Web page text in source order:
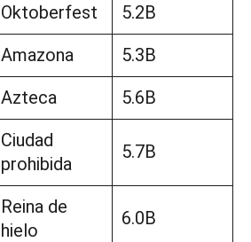
Oktoberfest
5.2B
Amazona
5.3B
Azteca 5.6B
Ciudad
prohibida
5.7B
Reina de
hielo
6.0B